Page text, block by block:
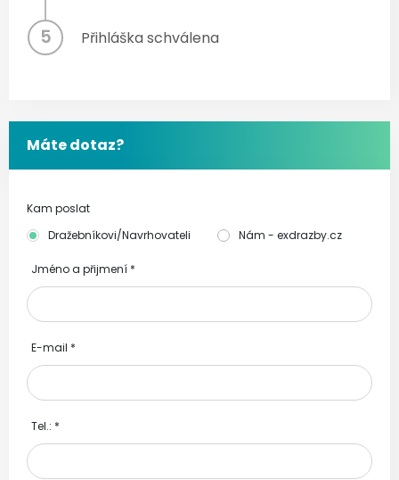
5 Přihláška schválena
Máte dotaz?
Kam poslat
Dražebníkovi/Navrhovateli
Nám - exdrazby.cz
Jméno a přijmení *
E-mail *
Tel.: *